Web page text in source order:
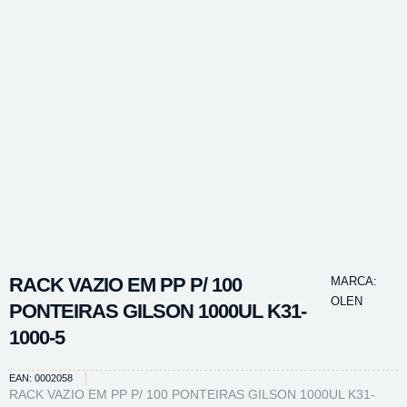
RACK VAZIO EM PP P/ 100
PONTEIRAS GILSON 1000UL K31-
1000-5
MARCA:
OLEN
EAN: 0002058
RACK VAZIO EM PP P/ 100 PONTEIRAS GILSON 1000UL K31-